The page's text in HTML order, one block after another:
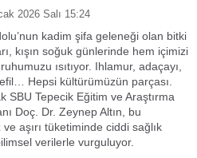
2026 Salı 15:24
kadim şifa geleneği olan bitki
kışın soğuk günlerinde hem içimizi
ısıtıyor. Ihlamur, adaçayı,
Hepsi kültürümüzün parçası.
SBU Tepecik Eğitim ve Araştırma
Doç. Dr. Zeynep Altın, bu
aşırı tüketiminde ciddi sağlık
verilerle vurguluyor.